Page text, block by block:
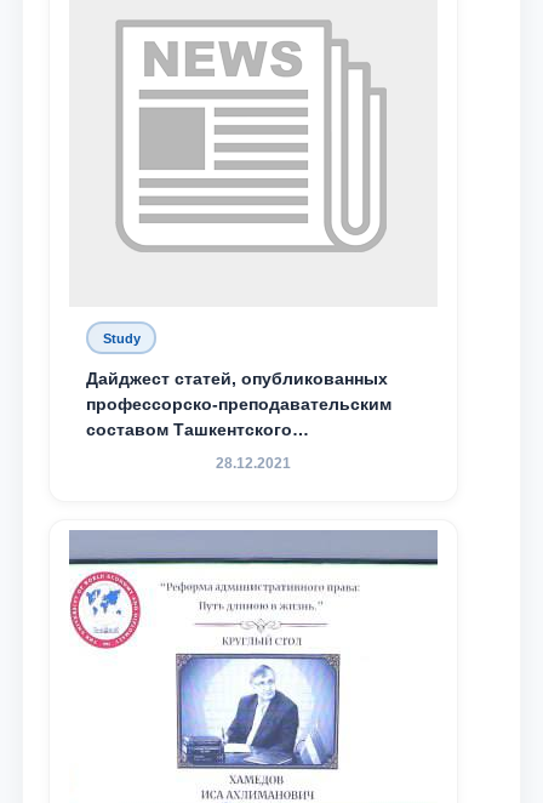
Study
Дайджест статей, опубликованных
профессорско-преподавательским
составом Ташкентского
государственного юридического
доведения до международного
сообщества результатов реформ и
исследований в сфере
противодействия коррупции
28.12.2021